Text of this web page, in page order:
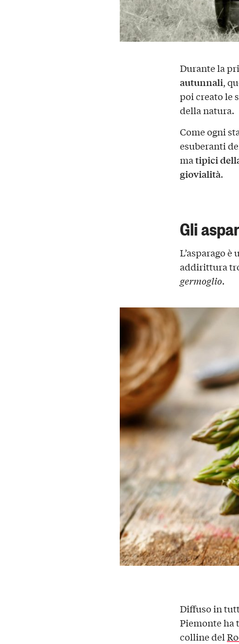
Durante la
autunnali,
poi creato le
della natura.
Come ogni
esuberanti
matipici
giovialità.
Gli
L’asparago è
addirittura
germoglio.
Diffuso in
Piemonte ha
colline del